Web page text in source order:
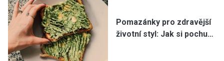
Pomazánky pro zdravější
životní styl: Jak si pochu…